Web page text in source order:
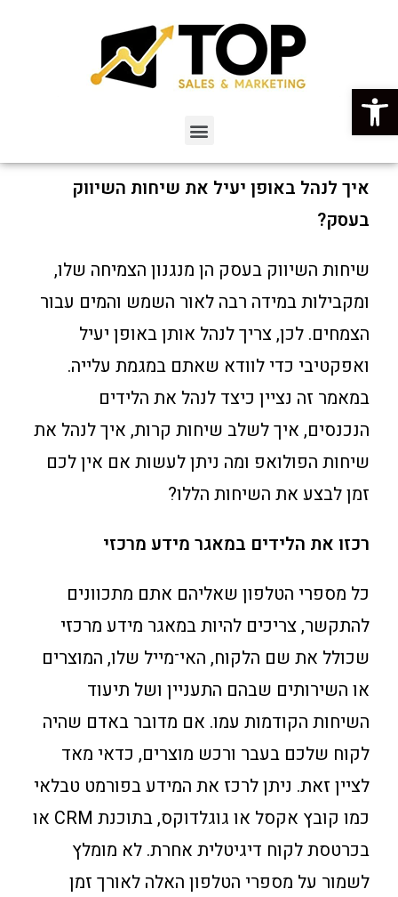
פתח סרגל נגישות
איך לנהל באופן יעיל את שיחות השיווק
בעסק?
שיחות השיווק בעסק הן מנגנון הצמיחה שלו,
ומקבילות במידה רבה לאור השמש והמים עבור
הצמחים. לכן, צריך לנהל אותן באופן יעיל
ואפקטיבי כדי לוודא שאתם במגמת עלייה.
במאמר זה נציין כיצד לנהל את הלידים
הנכנסים, איך לשלב שיחות קרות, איך לנהל את
שיחות הפולואפ ומה ניתן לעשות אם אין לכם
זמן לבצע את השיחות הללו?
רכזו את הלידים במאגר מידע מרכזי
כל מספרי הטלפון שאליהם אתם מתכוונים
להתקשר, צריכים להיות במאגר מידע מרכזי
שכולל את שם הלקוח, האי־מייל שלו, המוצרים
או השירותים שבהם התעניין ושל תיעוד
השיחות הקודמות עמו. אם מדובר באדם שהיה
לקוח שלכם בעבר ורכש מוצרים, כדאי מאד
לציין זאת. ניתן לרכז את המידע בפורמט טבלאי
כמו קובץ אקסל או גוגלדוקס, בתוכנת CRM או
בכרטסת לקוח דיגיטלית אחרת. לא מומלץ
לשמור על מספרי הטלפון האלה לאורך זמן